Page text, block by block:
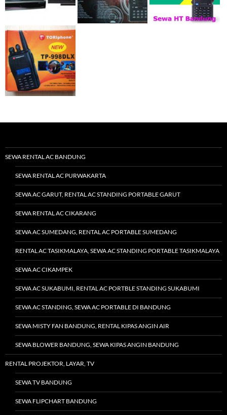
SEWA RENTAL AC BANDUNG
SEWA RENTAL AC PURWAKARTA
SEWA AC GARUT, RENTAL AC STANDING PORTABLE GARUT
SEWA RENTAL AC CIKARANG
SEWA AC SUMEDANG, RENTAL AC PORTABLE SUMEDANG
RENTAL AC TASIKMALAYA, SEWA AC STANDING PORTABLE TASIKMALAYA
SEWA AC CIKAMPEK
SEWA AC SUKABUMI, RENTAL AC PORTBLE STANDING SUKABUMI
SEWA AC STANDING, SEWA AC PORTABLE DI BANDUNG
SEWA MISTY FAN BANDUNG, RENTAL KIPAS ANGIN AIR
SEWA BLOWER BANDUNG, SEWA KIPAS ANGIN BANDUNG
RENTAL PROJEKTOR, LAYAR, TV
SEWA TV BANDUNG
SEWA FLIPCHART BANDUNG